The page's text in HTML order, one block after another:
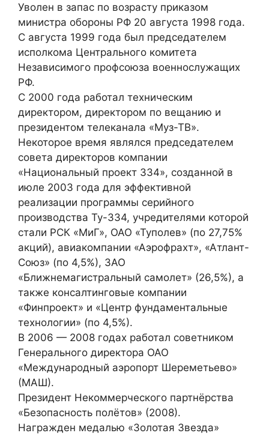
Уволен в запас по возрасту приказом
министра обороны РФ 20 августа 1998 года.
С августа 1999 года был председателем
исполкома Центрального комитета
Независимого профсоюза военнослужащих
РФ.
С 2000 года работал техническим
директором, директором по вещанию и
президентом телеканала «Муз-ТВ».
Некоторое время являлся председателем
совета директоров компании
«Национальный проект 334», созданной в
июле 2003 года для эффективной
реализации программы серийного
производства Ту-334, учредителями которой
стали РСК «МиГ», ОАО «Туполев» (по 27,75%
акций), авиакомпании «Аэрофрахт», «Атлант-
Союз» (по 4,5%), ЗАО
«Ближнемагистральный самолет» (26,5%), а
также консалтинговые компании
«Финпроект» и «Центр фундаментальные
технологии» (по 4,5%).
В 2006 — 2008 годах работал советником
Генерального директора ОАО
«Международный аэропорт Шереметьево»
(МАШ).
Президент Некоммерческого партнёрства
«Безопасность полётов» (2008).
Награжден медалью «Золотая Звезда»